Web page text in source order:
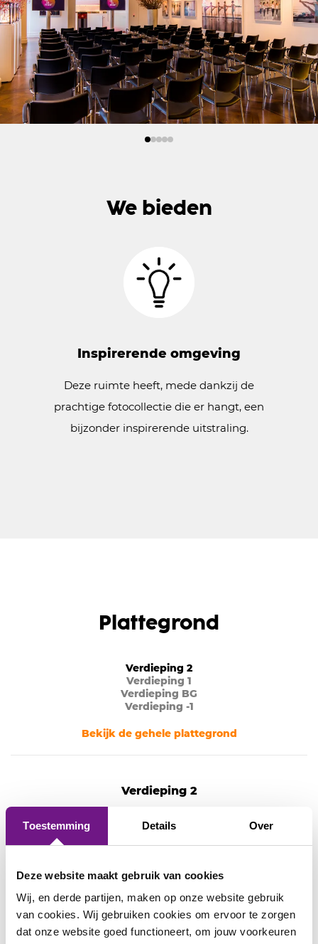
Toestemming Details Over
Deze website maakt gebruik van cookies
Wij, en derde partijen, maken op onze website gebruik
van cookies. Wij gebruiken cookies om ervoor te zorgen
dat onze website goed functioneert, om jouw voorkeuren
We bieden
Inspirerende omgeving
Deze ruimte heeft, mede dankzij de
prachtige fotocollectie die er hangt, een
bijzonder inspirerende uitstraling.
Plattegrond
Verdieping 2
Verdieping 1
Verdieping BG
Verdieping -1
Bekijk de gehele plattegrond
Verdieping 2